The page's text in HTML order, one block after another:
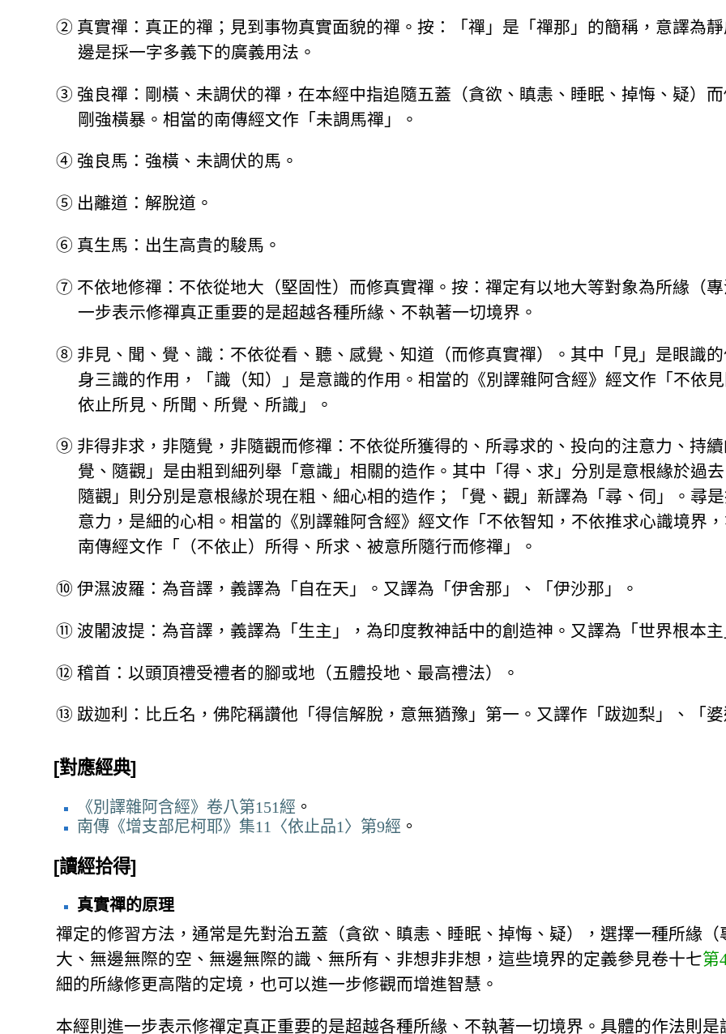
② 真實禪：真正的禪；見到事物真實面貌的禪。按：「禪」是「禪那」的簡稱，意譯為
邊是採一字多義下的廣義用法。
③ 強良禪：剛橫、未調伏的禪，在本經中指追隨五蓋（貪欲、瞋恚、睡眠、掉悔、疑）
剛強橫暴。相當的南傳經文作「未調馬禪」。
④ 強良馬：強橫、未調伏的馬。
⑤ 出離道：解脫道。
⑥ 真生馬：出生高貴的駿馬。
⑦ 不依地修禪：不依從地大（堅固性）而修真實禪。按：禪定有以地大等對象為所緣（
一步表示修禪真正重要的是超越各種所緣、不執著一切境界。
⑧ 非見、聞、覺、識：不依從看、聽、感覺、知道（而修真實禪）。其中「見」是眼識
身三識的作用，「識（知）」是意識的作用。相當的《別譯雜阿含經》經文作「不依
依止所見、所聞、所覺、所識」。
⑨ 非得非求，非隨覺，非隨觀而修禪：不依從所獲得的、所尋求的、投向的注意力、持
覺、隨觀」是由粗到細列舉「意識」相關的造作。其中「得、求」分別是意根緣於過
隨觀」則分別是意根緣於現在粗、細心相的造作；「覺、觀」新譯為「尋、伺」。尋
意力，是細的心相。相當的《別譯雜阿含經》經文作「不依智知，不依推求心識境界
南傳經文作「（不依止）所得、所求、被意所隨行而修禪」。
⑩ 伊濕波羅：為音譯，義譯為「自在天」。又譯為「伊舍那」、「伊沙那」。
⑪ 波闍波提：為音譯，義譯為「生主」，為印度教神話中的創造神。又譯為「世界根本
⑫ 稽首：以頭頂禮受禮者的腳或地（五體投地、最高禮法）。
⑬ 跋迦利：比丘名，佛陀稱讚他「得信解脫，意無猶豫」第一。又譯作「跋迦梨」、「
[對應經典]
《別譯雜阿含經》卷八第151經 。
南傳《增支部尼柯耶》集11〈依止品1〉第9經 。
[讀經拾得]
真實禪的原理
禪定的修習方法，通常是先對治五蓋（貪欲、瞋恚、睡眠、掉悔、疑），選擇一種所緣
大、無邊無際的空、無邊無際的識、無所有、非想非非想，這些境界的定義參見卷十七第
細的所緣修更高階的定境，也可以進一步修觀而增進智慧。
本經則進一步表示修禪定真正重要的是超越各種所緣、不執著一切境界。具體的作法則